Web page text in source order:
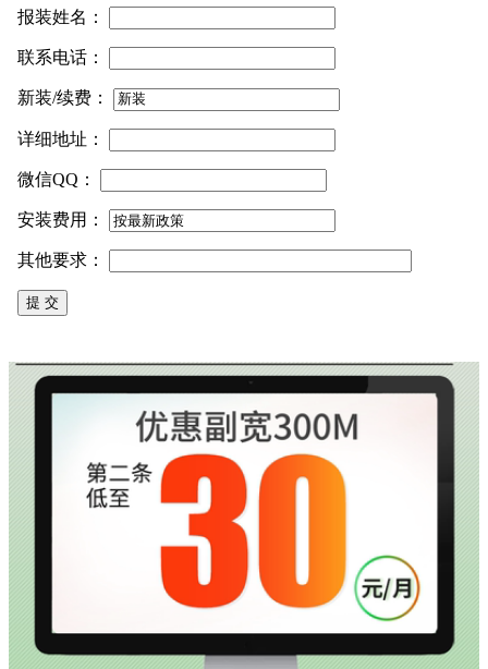
报装姓名：
联系电话：
新装/续费：
详细地址：
微信QQ：
安装费用：
其他要求：